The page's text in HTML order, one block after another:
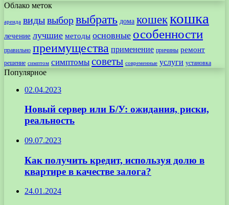
Облако меток
аренда видывыборвыбрать дома кошеккошка
лечение лучшие методы основные особенности
правильно преимущества применение причины ремонт
решение симптом симптомы советы современные услуги установка
Популярное
02.04.2023
Новый сервер или Б/У: ожидания, риски,
реальность
09.07.2023
Как получить кредит, используя долю в
квартире в качестве залога?
24.01.2024